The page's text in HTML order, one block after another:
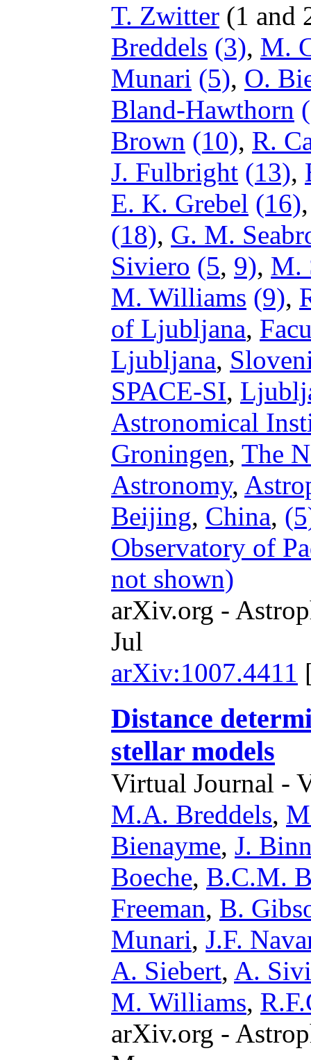
T. Zwitter (1 and
Breddels (3), M.
Munari (5), O.
Bland-Hawthorn
Brown (10), R.
J. Fulbright (13),
E. K. Grebel (16)
(18), G. M.
Siviero (5, 9), M.
M. Williams (9),
of Ljubljana,
Ljubljana,
SPACE-SI,
Astronomical
Groningen, The
Astronomy,
Beijing, China,
Observatory of
not shown)
arXiv.org -
Jul
arXiv:1007.4411
Distance
stellar models
Virtual Journal -
M.A. Breddels,
Bienayme, J.
Boeche, B.C.M.
Freeman, B.
Munari, J.F.
A. Siebert, A.
M. Williams,
arXiv.org -